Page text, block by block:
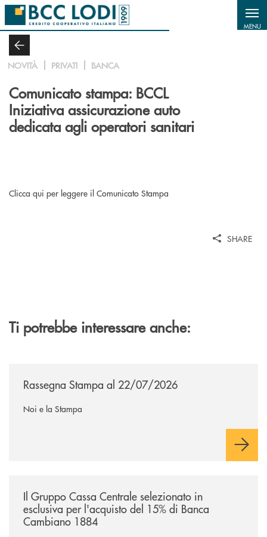
Salta al contenuto principale
MENU
NOVITÀ PRIVATI BANCA
Comunicato stampa: BCCL
Iniziativa assicurazione auto
dedicata agli operatori sanitari
Clicca qui per leggere il Comunicato Stampa
SHARE
Ti potrebbe interessare anche:
Rassegna Stampa al 22/07/2026
Noi e la Stampa
Il Gruppo Cassa Centrale selezionato in
esclusiva per l'acquisto del 15% di Banca
Cambiano 1884